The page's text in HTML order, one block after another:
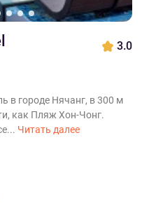
3.0
в городе Нячанг, в 300 м
как Пляж Хон-Чонг.
Читать далее